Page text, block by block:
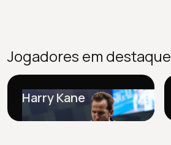
Jogadores em destaque
Harry Kane
Idade:32
Clube atual:Bayern de
Munique
Passagens:
Tottenham,
Millwall e Leicester